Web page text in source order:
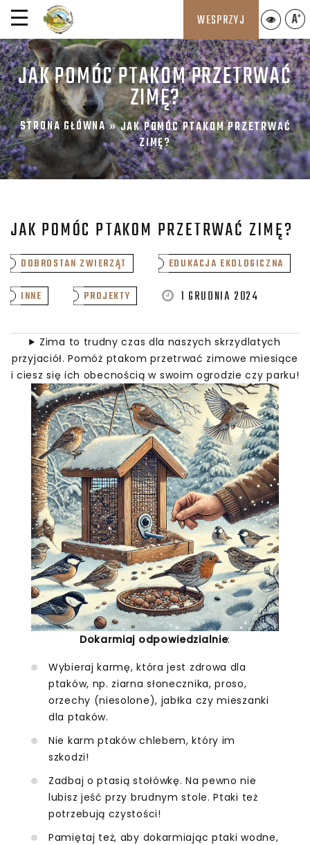
WESPRZYJ
JAK POMÓC PTAKOM PRZETRWAĆ
ZIMĘ?
STRONA GŁÓWNA»JAK POMÓC PTAKOM PRZETRWAĆ
ZIMĘ?
JAK POMÓC PTAKOM PRZETRWAĆ ZIMĘ?
DOBROSTAN ZWIERZĄT EDUKACJA EKOLOGICZNA
INNE PROJEKTY 1 GRUDNIA 2024
Zima to trudny czas dla naszych skrzydlatych
przyjaciół. Pomóż ptakom przetrwać zimowe miesiące
i ciesz się ich obecnością w swoim ogrodzie czy parku!
Dokarmiaj odpowiedzialnie:
Wybieraj karmę, która jest zdrowa dla
ptaków, np. ziarna słonecznika, proso,
orzechy (niesolone), jabłka czy mieszanki
dla ptaków.
Nie karm ptaków chlebem, który im
szkodzi!
Zadbaj o ptasią stołówkę. Na pewno nie
lubisz jeść przy brudnym stole. Ptaki też
potrzebują czystości!
Pamiętaj też, aby dokarmiając ptaki wodne,